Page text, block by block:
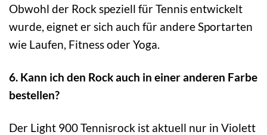
Obwohl der Rock speziell für Tennis entwickelt
wurde, eignet er sich auch für andere Sportarten
wie Laufen, Fitness oder Yoga.
6. Kann ich den Rock auch in einer anderen Farbe
bestellen?
Der Light 900 Tennisrock ist aktuell nur in Violett